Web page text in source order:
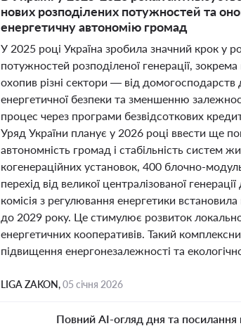
нових розподілених потужностей та
енергетичну автономію громад
У 2025 році Україна зробила значний крок у
потужностей розподіленої генерації,
охопив різні сектори — від
енергетичної безпеки та зменшенню
процес через програми безвідсоткових
Уряд України планує у 2026 році ввести ще
автономність громад і стабільність систем
когенераційних установок, 400 блочно-
перехід від великої централізованої
комісія з регулювання енергетики
до 2029 року. Це стимулює розвиток
енергетичних кооперативів. Такий
підвищення енергонезалежності та
LIGA ZAKON,05 січня 2026
Повний AI-огляд дня та посилання